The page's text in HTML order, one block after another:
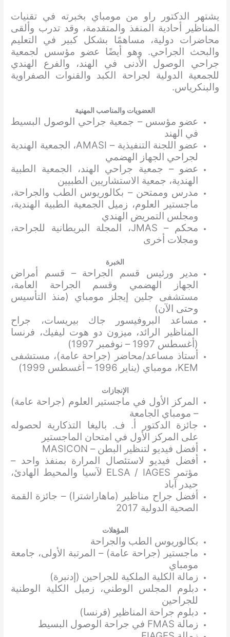
يشتهر الدكتور راو من مومباي بخبرته في تقنيات
المناظير أحادية المنفذ والمتقدمة، وقد تدرب وألقى
محاضرات دولية، مساهمًا بشكل كبير في التعليم
والبحث الجراحي. وهو أيضًا عضو مؤسس لجمعية
جراحي الوصول الأدنى في الهند، والفرع الهندي
للجمعية الدولية لجراحة الكبد والقنوات الصفراوية
والبنكرياس.
العضويات والمناصب المهنية
عضو مؤسس – جمعية جراحي الوصول البسيط
في الهند
عضو اللجنة التنفيذية – AMASI، الجمعية الهندية
لجراحي الجهاز الهضمي
عضو – جمعية جراحي الهند، الجمعية الطبية
الهندية، جمعية الاستشاريين الطبيين
مدرس وممتحن – بكالوريوس الطب والجراحة،
ماجستير العلوم، زميل الجمعية الطبية الهندية،
ومجلس التمريض الهندي
محكم – JMAS، المجلة البريطانية للجراحة،
ومجلات أخرى
الخبرة
مدير ورئيس قسم الجراحة – قسم أمراض
الجهاز الهضمي وقسم الجراحة العامة،
مستشفى جلين إيجلز مومباي (منذ التأسيس
وحتى الآن)
مساعد البروفيسور جاك بيريسات، جراح
المناظير الرائد، ميزون دو هوت ليفيك، فرنسا
(أغسطس 1997 – نوفمبر 1997)
أستاذ مساعد/محاضر (جراحة عامة)، مستشفى
KEM، مومباي (يناير 1996 – أغسطس 1999)
الإنجازات
المركز الأول في ماجستير العلوم (جراحة عامة)
– مومباي الجامعة
جائزة الدكتور أ. ف. باليغا التذكارية لحصوله
على المركز الأول في امتحان الماجستير
أفضل فيديو لتنظير البطن – MASICON
أفضل فيديو لاستئصال المرارة بمنفذ واحد –
مؤتمر ELSA / IAGES لآسيا والمحيط الهادئ،
حيدر آباد
أفضل جراح مناظير (ماهاراشترا) – جائزة القمة
الصحية الدولية 2017
المؤهلات
بكالوريوس الطب والجراحة
ماجستير (جراحة عامة) – المرتبة الأولى، جامعة
مومباي
زمالة الكلية الملكية للجراحين (إدنبرة)
دبلوم المجلس الوطني، زميل الكلية الوطنية
للجراحين
دبلوم جراحة المناظير (فرنسا)
زمالة FMAS في جراحة الوصول البسيط